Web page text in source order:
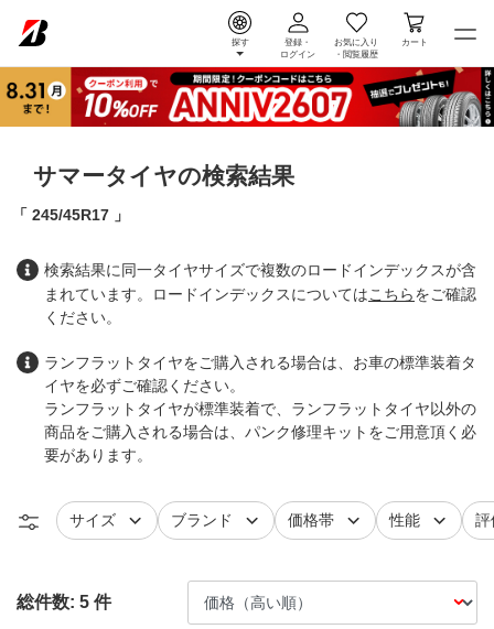
探す
登録・
ログイン
お気に入り
・ 閲覧履歴
カート
サマータイヤの検索結果
245/45R17
検索結果に同一タイヤサイズで複数のロードインデックスが含
まれています。ロードインデックスについてはこちらをご確認
ください。
ランフラットタイヤをご購入される場合は、お車の標準装着タ
イヤを必ずご確認ください。
ランフラットタイヤが標準装着で、ランフラットタイヤ以外の
商品をご購入される場合は、パンク修理キットをご用意頂く必
要があります。
タイヤ
サイズで絞り込むタイヤ
ブランド で絞り込む価格帯で絞り込む
性能で絞り込レ
評
総件数: 5 件